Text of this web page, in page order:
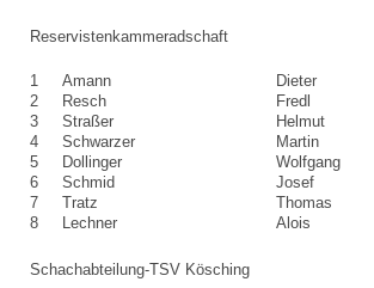
Reservistenkammeradschaft
1 Amann Dieter
2
Resch Fredl
3
Straßer Helmut
4
Schwarzer Martin
5
Dollinger Wolfgang
6
Schmid Josef
7
Tratz Thomas
8
Lechner Alois
Schachabteilung-TSV Kösching